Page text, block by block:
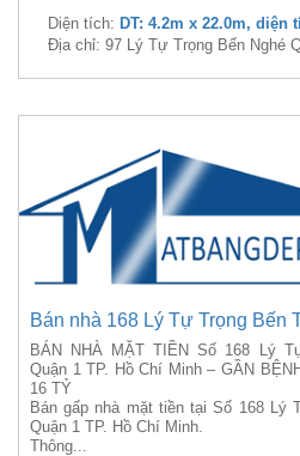
Diện tích: DT: 4.2m x 22.0m, diện
Địa chỉ: 97 Lý Tự Trọng Bến Nghé
Bán nhà 168 Lý Tự Trọng Bến
BÁN NHÀ MẶT TIỀN Số 168 Lý
Quận 1 TP. Hồ Chí Minh – GẦN
16 TỶ
Bán gấp nhà mặt tiền tại Số 168 Lý
Quận 1 TP. Hồ Chí Minh.
Thông...